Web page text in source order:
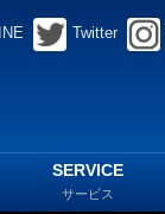
Twitter
SERVICE
サービス